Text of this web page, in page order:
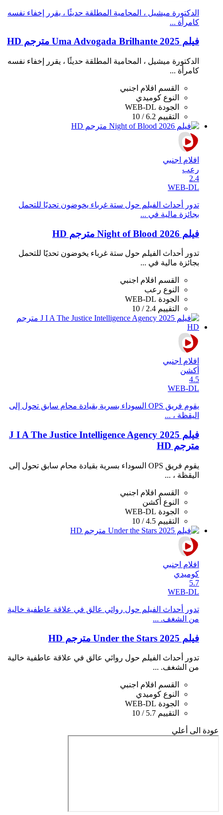
الدكتورة ميشيل ، المحامية المطلقة حديثًا ، يقرر إخفاء نفسه
كامرأة ...
فيلم Uma Advogada Brilhante 2025 مترجم HD
الدكتورة ميشيل ، المحامية المطلقة حديثًا ، يقرر إخفاء نفسه
كامرأة ...
القسم
افلام اجنبي
النوع كوميدي
الجودة WEB-DL
التقييم 6.2 / 10
افلام اجنبي
رعب
2.4
WEB-DL
تدور أحداث الفيلم حول ستة غرباء يخوضون تحديًا للتحمل
بجائزة مالية في ...
فيلم Night of Blood 2026 مترجم HD
تدور أحداث الفيلم حول ستة غرباء يخوضون تحديًا للتحمل
بجائزة مالية في ...
القسم افلام اجنبي
النوع رعب
الجودة WEB-DL
التقييم 2.4 / 10
افلام اجنبي
أكشن
4.5
WEB-DL
يقوم فريق OPS السوداء بسرية بقيادة محام سابق تحول إلى
اليقظة ، ...
فيلم J I A The Justice Intelligence Agency 2025
مترجم HD
يقوم فريق OPS السوداء بسرية بقيادة محام سابق تحول إلى
اليقظة ، ...
القسم
افلام اجنبي
النوع أكشن
الجودة WEB-DL
التقييم 4.5 / 10
افلام اجنبي
كوميدي
5.7
WEB-DL
تدور أحداث الفيلم حول روائي عالق في علاقة عاطفية خالية
من الشغف. ...
فيلم Under the Stars 2025 مترجم HD
تدور أحداث الفيلم حول روائي عالق في علاقة عاطفية خالية
من الشغف. ...
القسم
افلام اجنبي
النوع كوميدي
الجودة WEB-DL
التقييم 5.7 / 10
عودة الى أعلي